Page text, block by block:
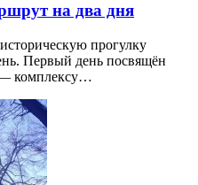
на два дня
прогулку
Первый день посвящён
— комплексу…